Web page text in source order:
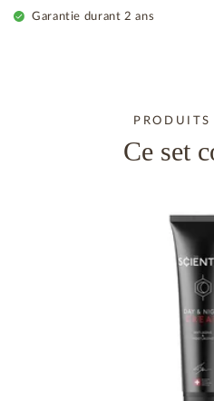
Garantie durant 2 ans
Ce set